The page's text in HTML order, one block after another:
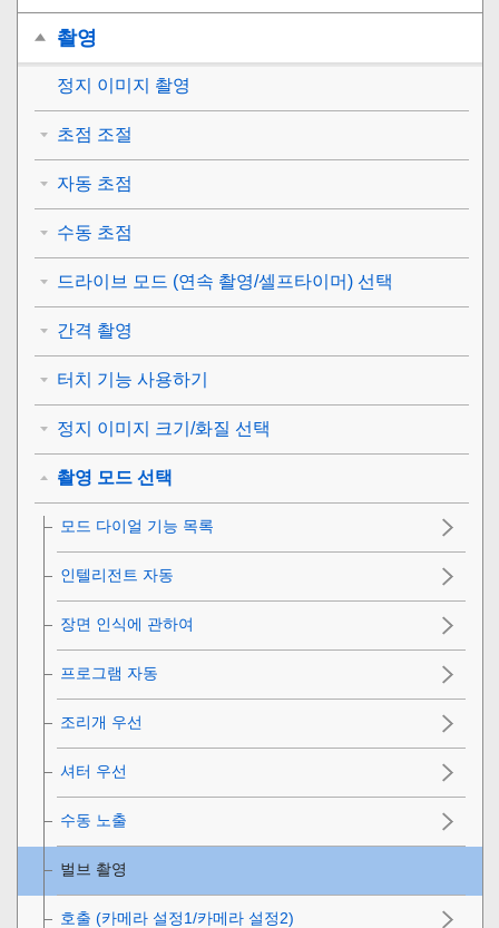
촬영
정지 이미지 촬영
초점 조절
자동 초점
수동 초점
드라이브 모드 (연속 촬영/셀프타이머) 선택
간격 촬영
터치 기능 사용하기
정지 이미지 크기/화질 선택
촬영 모드 선택
모드 다이얼 기능 목록
인텔리전트 자동
장면 인식에 관하여
프로그램 자동
조리개 우선
셔터 우선
수동 노출
벌브 촬영
호출 (카메라 설정1/카메라 설정2)